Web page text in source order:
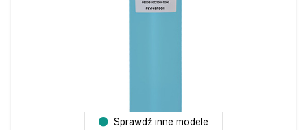
Sprawdź inne modele